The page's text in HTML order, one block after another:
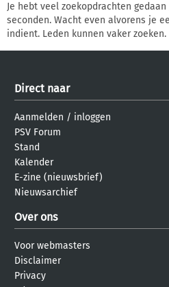
Je hebt veel zoekopdrachten
seconden. Wacht even alvorens je
indient. Leden kunnen vaker zoeken.
Direct naar
Aanmelden / inloggen
PSV Forum
Stand
Kalender
E-zine (nieuwsbrief)
Nieuwsarchief
Over ons
Voor webmasters
Disclaimer
Privacy